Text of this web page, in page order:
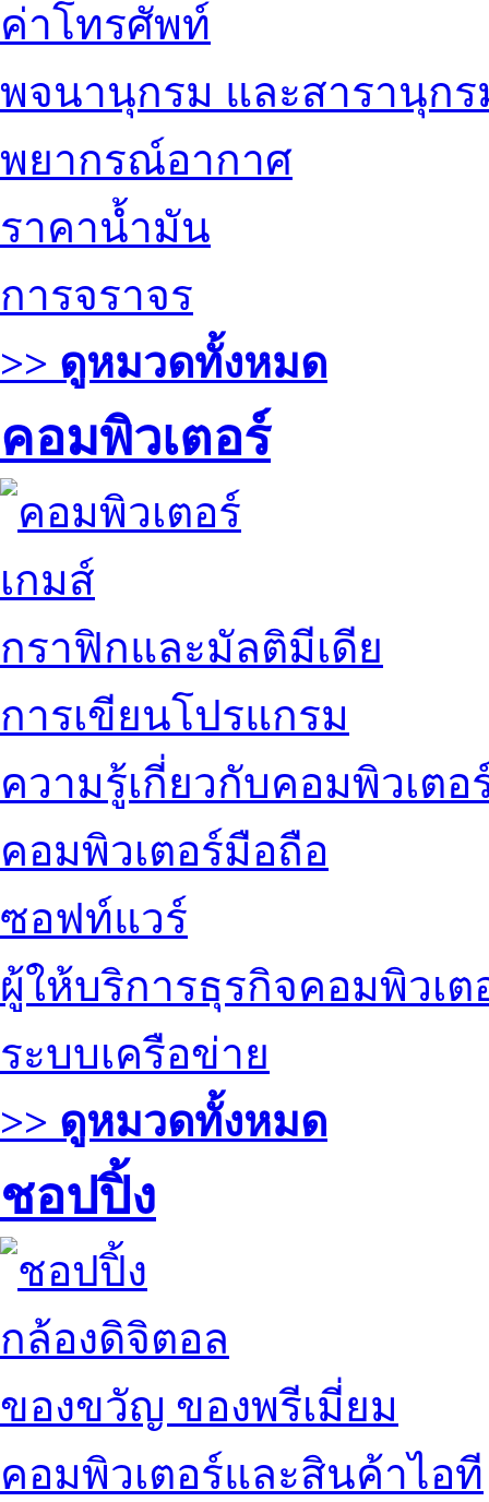
ค่าโทรศัพท์
พจนานุกรม และสารานุกร
พยากรณ์อากาศ
ราคาน้ำมัน
การจราจร
>> ดูหมวดทั้งหมด
คอมพิวเตอร์
เกมส์
กราฟิกและมัลติมีเดีย
การเขียนโปรแกรม
ความรู้เกี่ยวกับคอมพิวเตอ
คอมพิวเตอร์มือถือ
ซอฟท์แวร์
ผู้ให้บริการธุรกิจคอมพิวเต
ระบบเครือข่าย
>> ดูหมวดทั้งหมด
ชอปปิ้ง
กล้องดิจิตอล
ของขวัญ ของพรีเมี่ยม
คอมพิวเตอร์และสินค้าไอที